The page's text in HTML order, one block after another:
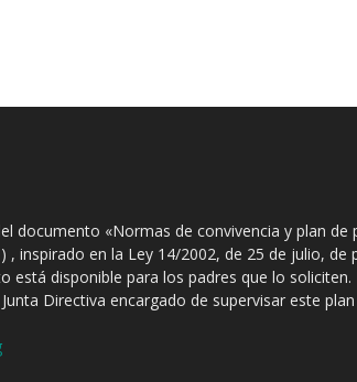
documento «Normas de convivencia y plan
) , inspirado en la Ley 14/2002, de 25 de julio,
está disponible para los padres que lo
Directiva encargado de supervisar este plan